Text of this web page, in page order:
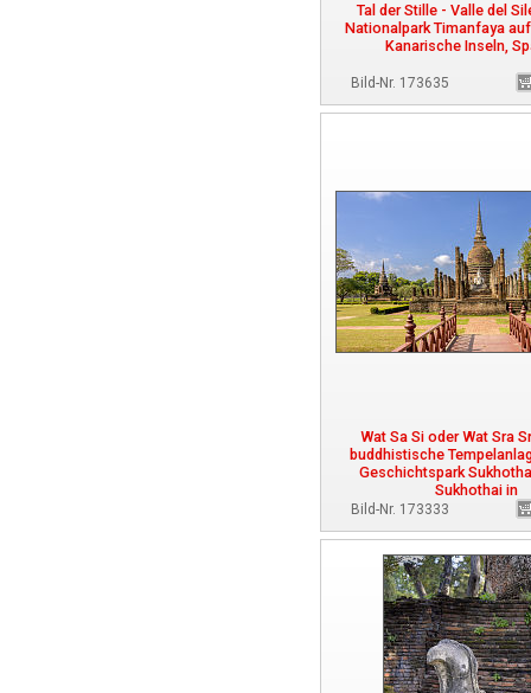
Tal der Stille - Valle del
Nationalpark Timanfaya
Kanarische Inseln,
Bild-Nr. 173635
Wat Sa Si oder Wat Sra
buddhistische
Geschichtspark
Sukhothai in
Bild-Nr. 173333